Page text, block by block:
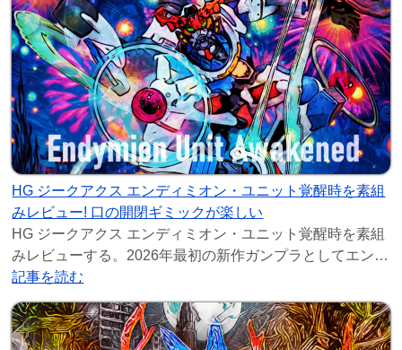
HG ジークアクス エンディミオン・ユニット覚醒時を素組
みレビュー! 口の開閉ギミックが楽しい
HG ジークアクス エンディミオン・ユニット覚醒時を素組
みレビューする。2026年最初の新作ガンプラとしてエンデ
ィミオン・ユニット覚醒時のジークアクスが
記事を読む